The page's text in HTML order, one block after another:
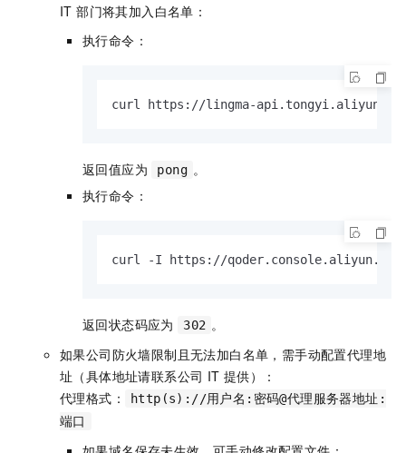
IT 部门将其加入白名单：
执行命令：
curl https://lingma-
返回值应为 pong 。
执行命令：
curl -I https://qoder.console.aliyun.com
返回状态码应为 302 。
如果公司防火墙限制且无法加白名单，需手动配置代理地
址（具体地址请联系公司 IT 提供）：
代理格式：
http(s)://用户名:密码@代理服务器地址:
端口